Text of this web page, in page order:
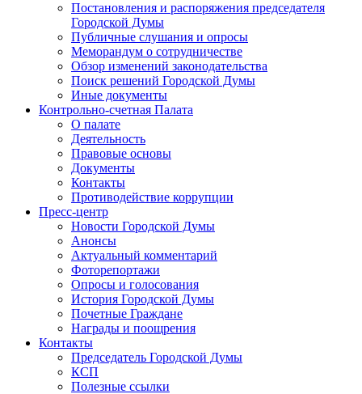
Постановления и распоряжения председателя
Городской Думы
Публичные слушания и опросы
Меморандум о сотрудничестве
Обзор изменений законодательства
Поиск решений Городской Думы
Иные документы
Контрольно-счетная Палата
О палате
Деятельность
Правовые основы
Документы
Контакты
Противодействие коррупции
Пресс-центр
Новости Городской Думы
Анонсы
Актуальный комментарий
Фоторепортажи
Опросы и голосования
История Городской Думы
Почетные Граждане
Награды и поощрения
Контакты
Председатель Городской Думы
КСП
Полезные ссылки